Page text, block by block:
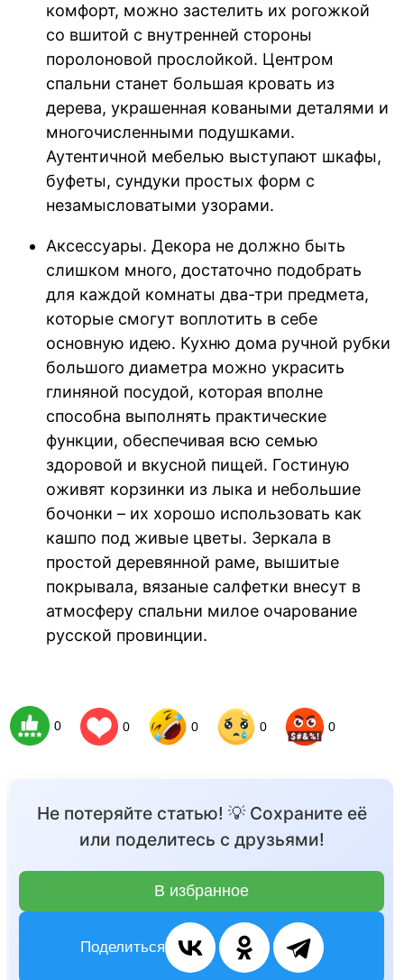
комфорт, можно застелить их рогожкой
со вшитой с внутренней стороны
поролоновой прослойкой. Центром
спальни станет большая кровать из
дерева, украшенная коваными деталями и
многочисленными подушками.
Аутентичной мебелью выступают шкафы,
буфеты, сундуки простых форм с
незамысловатыми узорами.
Аксессуары. Декора не должно быть
слишком много, достаточно подобрать
для каждой комнаты два-три предмета,
которые смогут воплотить в себе
основную идею. Кухню дома ручной рубки
большого диаметра можно украсить
глиняной посудой, которая вполне
способна выполнять практические
функции, обеспечивая всю семью
здоровой и вкусной пищей. Гостиную
оживят корзинки из лыка и небольшие
бочонки – их хорошо использовать как
кашпо под живые цветы. Зеркала в
простой деревянной раме, вышитые
покрывала, вязаные салфетки внесут в
атмосферу спальни милое очарование
русской провинции.
0 0 0 0 0
Не потеряйте статью! 💡 Сохраните её
или поделитесь с друзьями!
В избранное
Поделиться